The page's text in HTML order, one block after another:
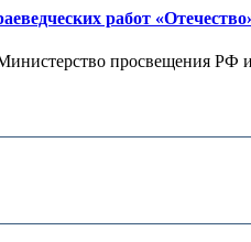
работ
просвещения